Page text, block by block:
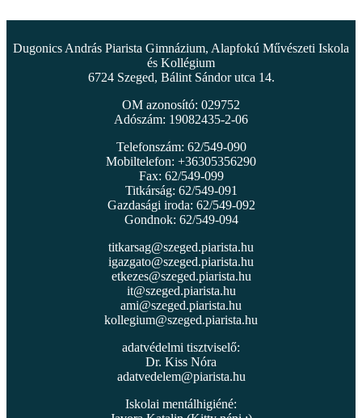
Dugonics András Piarista Gimnázium, Alapfokú Művészeti Iskola
és Kollégium
6724 Szeged, Bálint Sándor utca 14.
OM azonosító: 029752
Adószám: 19082435-2-06
Telefonszám: 62/549-090
Mobiltelefon: +36305356290
Fax: 62/549-099
Titkárság: 62/549-091
Gazdasági iroda: 62/549-092
Gondnok: 62/549-094
titkarsag@szeged.piarista.hu
igazgato@szeged.piarista.hu
etkezes@szeged.piarista.hu
it@szeged.piarista.hu
ami@szeged.piarista.hu
kollegium@szeged.piarista.hu
adatvédelmi tisztviselő:
Dr. Kiss Nóra
adatvedelem@piarista.hu
Iskolai mentálhigiéné: